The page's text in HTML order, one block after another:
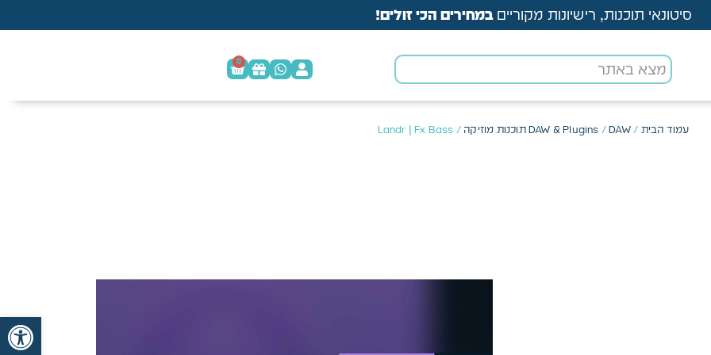
סיטונאי תוכנות, רישיונות מקורייםבמחירים הכי זולים!
0
עמוד הבית /
DAW & Plugins /DAW תוכנות מוזיקה / Landr | Fx Bass